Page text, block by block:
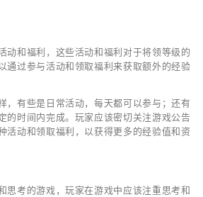
动和福利，这些活动和福利对于将领等级的
通过参与活动和领取福利来获取额外的经验
，有些是日常活动，每天都可以参与；还有
的时间内完成。玩家应该密切关注游戏公告
活动和领取福利，以获得更多的经验值和资
思考的游戏，玩家在游戏中应该注重思考和